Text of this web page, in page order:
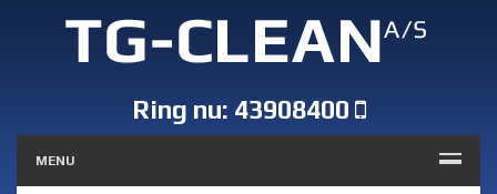
Ring nu: 43908400
MENU